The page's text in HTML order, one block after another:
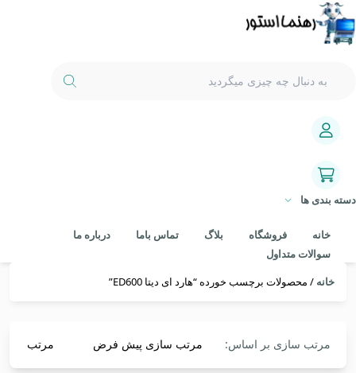
دسته بندی ها
خانه فروشگاه بلاگ تماس باما
درباره ما
سوالات متداول
خانه / محصولات برچسب خورده “هارد ای دیتا ED600”
مرتب سازی بر اساس: مرتب سازی پیش فرض مرتب